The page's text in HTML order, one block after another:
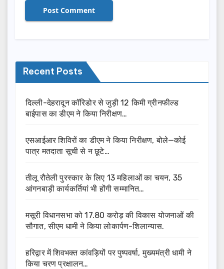
Recent Posts
दिल्ली-देहरादून कॉरिडोर से जुड़ी 12 किमी ग्रीनफील्ड
बाईपास का डीएम ने किया निरीक्षण…
एसआईआर शिविरों का डीएम ने किया निरीक्षण, बोले—कोई
पात्र मतदाता सूची से न छूटे…
तीलू रौतेली पुरस्कार के लिए 13 महिलाओं का चयन, 35
आंगनबाड़ी कार्यकर्तियां भी होंगी सम्मानित…
मसूरी विधानसभा को 17.80 करोड़ की विकास योजनाओं की
सौगात, सीएम धामी ने किया लोकार्पण-शिलान्यास.
हरिद्वार में शिवभक्त कांवड़ियों पर पुष्पवर्षा, मुख्यमंत्री धामी ने
किया चरण प्रक्षालन…